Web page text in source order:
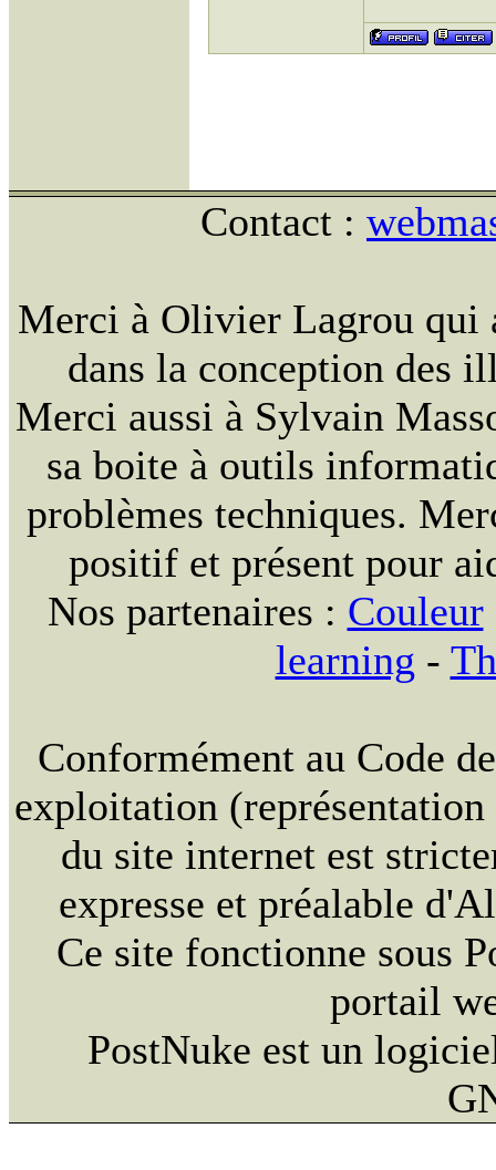
Contact :
Merci à Olivier Lagrou qui
dans la conception des
Merci aussi à Sylvain
sa boite à outils
problèmes techniques.
positif et présent pour
Nos partenaires : Couleur
learning -
Conformément au Code
exploitation
du site internet est
expresse et préalable
Ce site fonctionne sous
portail
PostNuke est un